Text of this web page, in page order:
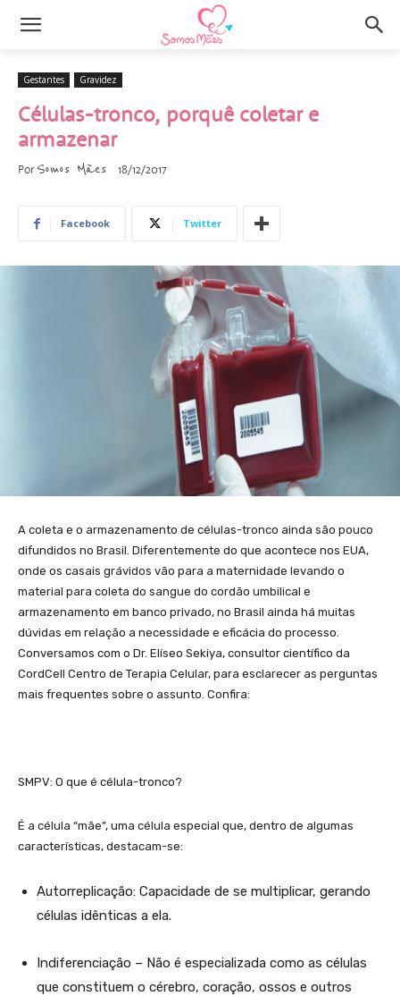
Gestantes Gravidez
Células-tronco, porquê coletar e
armazenar
Por Somos Mães 18/12/2017
Facebook Twitter
A coleta e o armazenamento de células-tronco ainda são pouco
difundidos no Brasil. Diferentemente do que acontece nos EUA,
onde os casais grávidos vão para a maternidade levando o
material para coleta do sangue do cordão umbilical e
armazenamento em banco privado, no Brasil ainda há muitas
dúvidas em relação a necessidade e eficácia do processo.
Conversamos com o Dr. Elíseo Sekiya, consultor científico da
CordCell Centro de Terapia Celular, para esclarecer as perguntas
mais frequentes sobre o assunto. Confira:
SMPV: O que é célula-tronco?
É a célula “mãe”, uma célula especial que, dentro de algumas
características, destacam-se:
Autorreplicação: Capacidade de se multiplicar, gerando
células idênticas a ela.
Indiferenciação – Não é especializada como as células
que constituem o cérebro, coração, ossos e outros